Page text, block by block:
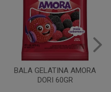
BALA GELATINA AMORA
DORI 60GR